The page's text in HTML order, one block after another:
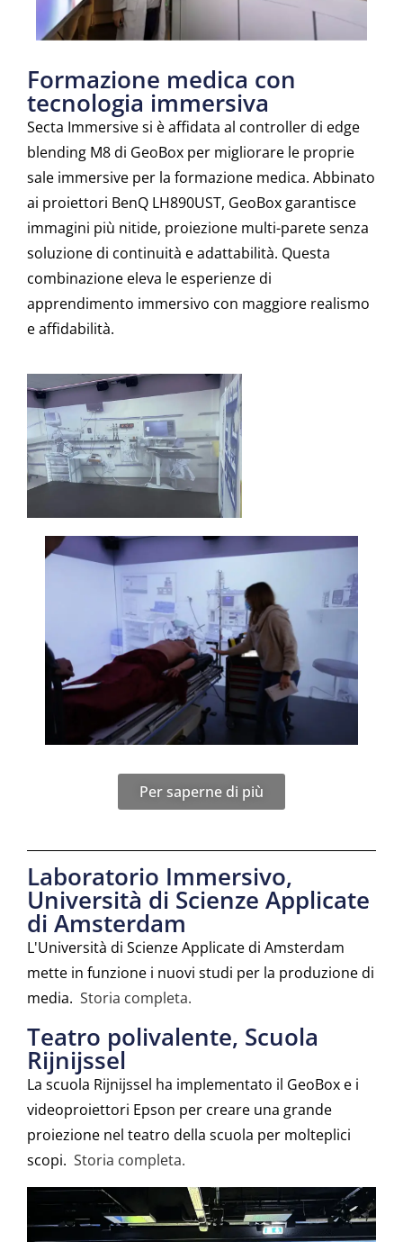
Formazione medica con
tecnologia immersiva
Secta Immersive si è affidata al controller di edge
blending M8 di GeoBox per migliorare le proprie
sale immersive per la formazione medica. Abbinato
ai proiettori BenQ LH890UST, GeoBox garantisce
immagini più nitide, proiezione multi-parete senza
soluzione di continuità e adattabilità. Questa
combinazione eleva le esperienze di
apprendimento immersivo con maggiore realismo
e affidabilità.
Per saperne di più
Laboratorio Immersivo,
Università di Scienze Applicate
di Amsterdam
L'Università di Scienze Applicate di Amsterdam
mette in funzione i nuovi studi per la produzione di
media. Storia completa.
Teatro polivalente, Scuola
Rijnijssel
La scuola Rijnijssel ha implementato il GeoBox e i
videoproiettori Epson per creare una grande
proiezione nel teatro della scuola per molteplici
scopi. Storia completa.